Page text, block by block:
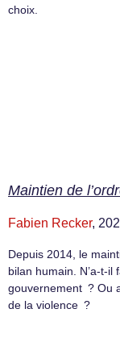
choix.
Maintien de
Fabien Recker,
Depuis 2014, le
bilan humain. N’a-t-
gouvernement ? Ou
de la violence ?